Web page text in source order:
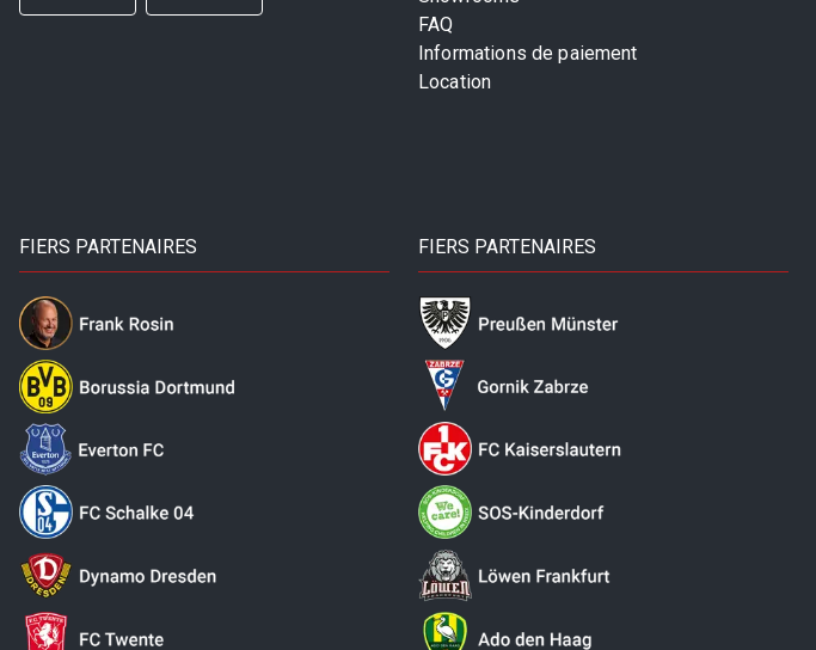
FAQ
Informations de paiement
Location
FIERS PARTENAIRES FIERS PARTENAIRES